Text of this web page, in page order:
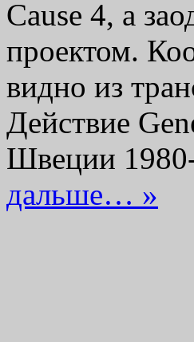
Cause 4, а
проектом.
видно из
Действие
Швеции
дальше… »